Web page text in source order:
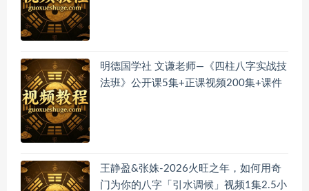
明德国学社 文谦老师—《四柱八字实战技
法班》公开课5集+正课视频200集+课件
王静盈&张姝-2026火旺之年，如何用奇
门为你的八字「引水调候」视频1集2.5小